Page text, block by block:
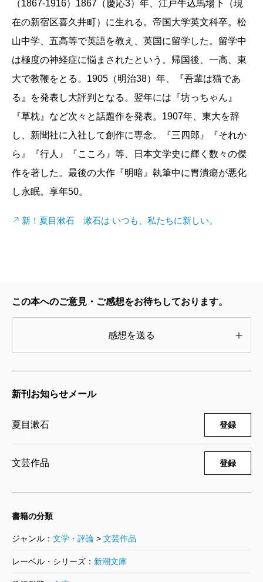
（1867-1916）1867（慶応3）年、江戸牛込馬場下（現
在の新宿区喜久井町）に生れる。帝国大学英文科卒。松
山中学、五高等で英語を教え、英国に留学した。留学中
は極度の神経症に悩まされたという。帰国後、一高、東
大で教鞭をとる。1905（明治38）年、『吾輩は猫であ
る』を発表し大評判となる。翌年には『坊っちゃん』
『草枕』など次々と話題作を発表。1907年、東大を辞
し、新聞社に入社して創作に専念。『三四郎』『それか
ら』『行人』『こころ』等、日本文学史に輝く数々の傑
作を著した。最後の大作『明暗』執筆中に胃潰瘍が悪化
し永眠。享年50。
新！夏目漱石 漱石は いつも、私たちに新しい。
この本へのご意見・ご感想をお待ちしております。
感想を送る
新刊お知らせメール
夏目漱石 登録
文芸作品 登録
書籍の分類
ジャンル： 文学・評論 > 文芸作品
レーベル・シリーズ： 新潮文庫